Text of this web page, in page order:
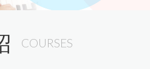
COURSES